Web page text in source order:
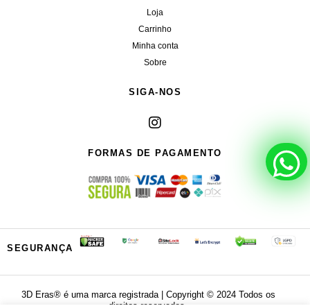
Loja
Carrinho
Minha conta
Sobre
SIGA-NOS
FORMAS DE PAGAMENTO
SEGURANÇA
3D Eras®️ é uma marca registrada | Copyright ©️ 2024 Todos os